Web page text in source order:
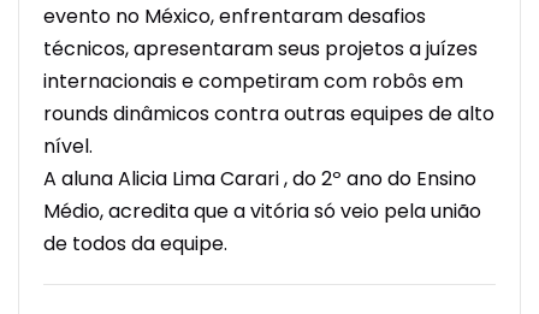
evento no México, enfrentaram desafios
técnicos, apresentaram seus projetos a juízes
internacionais e competiram com robôs em
rounds dinâmicos contra outras equipes de alto
nível.
A aluna Alicia Lima Carari , do 2º ano do Ensino
Médio, acredita que a vitória só veio pela união
de todos da equipe.